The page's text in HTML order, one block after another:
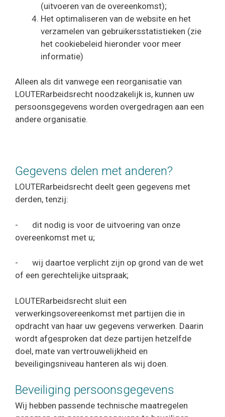
(uitvoeren van de overeenkomst);
Het optimaliseren van de website en het
verzamelen van gebruikersstatistieken (zie
het cookiebeleid hieronder voor meer
informatie)
Alleen als dit vanwege een reorganisatie van
LOUTERarbeidsrecht noodzakelijk is, kunnen uw
persoonsgegevens worden overgedragen aan een
andere organisatie.
Gegevens delen met anderen?
LOUTERarbeidsrecht deelt geen gegevens met
derden, tenzij:
- dit nodig is voor de uitvoering van onze
overeenkomst met u;
- wij daartoe verplicht zijn op grond van de wet
of een gerechtelijke uitspraak;
LOUTERarbeidsrecht sluit een
verwerkingsovereenkomst met partijen die in
opdracht van haar uw gegevens verwerken. Daarin
wordt afgesproken dat deze partijen hetzelfde
doel, mate van vertrouwelijkheid en
beveiligingsniveau hanteren als wij doen.
Beveiliging persoonsgegevens
Wij hebben passende technische maatregelen